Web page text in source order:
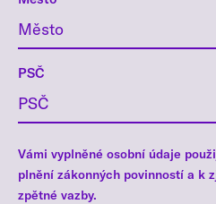
PSČ
Vámi vyplněné osobní údaje
plnění zákonných povinností a k
zpětné vazby.